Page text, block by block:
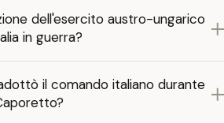
dell'esercito austro-ungarico
in guerra?
il comando italiano durante